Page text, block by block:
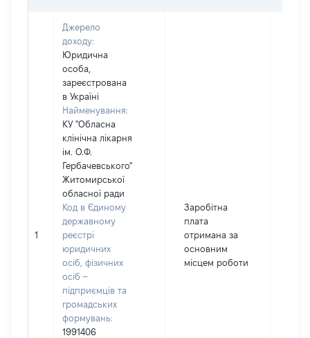
1
Джерело
доходу:
Юридична
особа,
зареєстрована
в Україні
Найменування:
КУ "Обласна
клінічна лікарня
ім. О.Ф.
Гербачевського"
Житомирської
обласної ради
Код в Єдиному
державному
реєстрі
юридичних
осіб, фізичних
осіб –
підприємців та
громадських
формувань:
1991406
Заробітна
плата
отримана за
основним
місцем роботи